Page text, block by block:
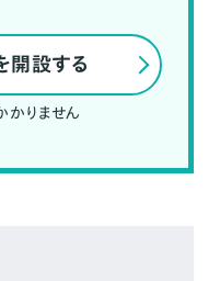
開設する
りません